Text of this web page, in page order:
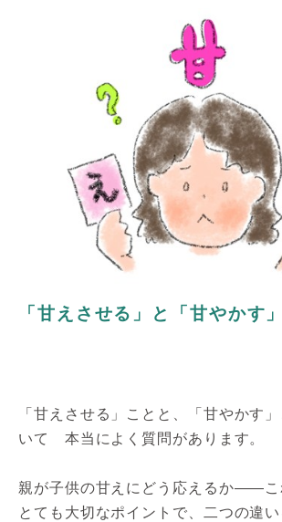
「甘えさせる」と「甘やかす
「甘えさせる」ことと、「甘やかす
いて 本当によく質問があります。
親が子供の甘えにどう応えるか――こ
とても大切なポイントで、二つの違